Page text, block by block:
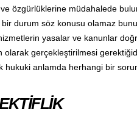
özgürlüklerine müdahalede
bir durum söz konusu olamaz
yasalar ve kanunlar
olarak gerçekleştirilmesi
hukuki anlamda herhangi bir